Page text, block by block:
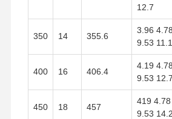
12.7
350 14 355.6
3.96
9.53
400 16 406.4
4.19
9.53
450 18 457
419
9.53